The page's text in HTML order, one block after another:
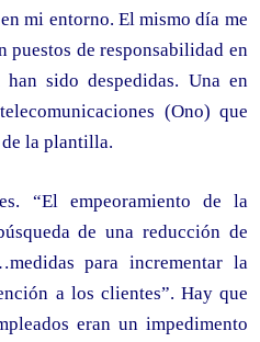
mi entorno. El mismo día me
puestos de responsabilidad en
han sido despedidas. Una en
(Ono) que
la plantilla.
“El empeoramiento de la
de una reducción de
para incrementar la
a los clientes”. Hay que
eran un impedimento